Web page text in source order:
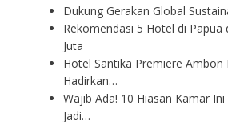
Dukung Gerakan Global
Rekomendasi 5 Hotel di Papua
Juta
Hotel Santika Premiere Ambon
Hadirkan…
Wajib Ada! 10 Hiasan Kamar Ini
Jadi…